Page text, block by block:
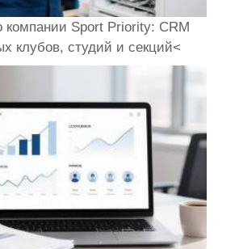
компании Sport Priority: CRM
клубов, студий и секций<